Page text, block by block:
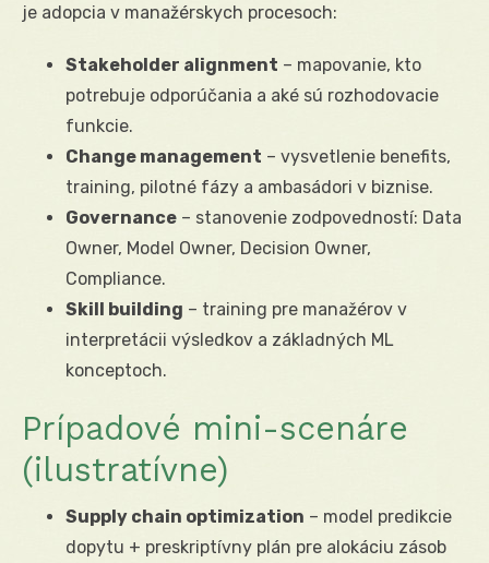
je adopcia v manažérskych procesoch:
Stakeholder alignment – mapovanie, kto
potrebuje odporúčania a aké sú rozhodovacie
funkcie.
Change management – vysvetlenie benefits,
training, pilotné fázy a ambasádori v biznise.
Governance – stanovenie zodpovedností: Data
Owner, Model Owner, Decision Owner,
Compliance.
Skill building – training pre manažérov v
interpretácii výsledkov a základných ML
konceptoch.
Prípadové mini-scenáre
(ilustratívne)
Supply chain optimization – model predikcie
dopytu + preskriptívny plán pre alokáciu zásob